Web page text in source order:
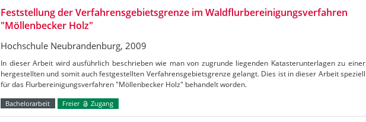
Feststellung der Verfahrensgebietsgrenze im Waldflurbereinigungsverfahren
"Möllenbecker Holz"
Hochschule Neubrandenburg, 2009
In dieser Arbeit wird ausführlich beschrieben wie man von zugrunde liegenden Katasterunterlagen zu einer
hergestellten und somit auch festgestellten Verfahrensgebietsgrenze gelangt. Dies ist in dieser Arbeit speziell
für das Flurbereinigungsverfahren "Möllenbecker Holz" behandelt worden.
Bachelorarbeit Freier Zugang